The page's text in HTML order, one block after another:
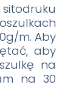
m. Aby
aby
na
na 30